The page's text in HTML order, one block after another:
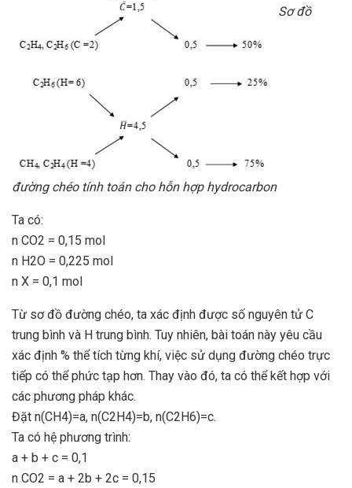
Sơ đồ
đường chéo tính toán cho hỗn hợp hydrocarbon
Ta có:
n CO2 = 0,15 mol
n H2O = 0,225 mol
n X = 0,1 mol
Từ sơ đồ đường chéo, ta xác định được số nguyên tử C
trung bình và H trung bình. Tuy nhiên, bài toán này yêu cầu
xác định % thể tích từng khí, việc sử dụng đường chéo trực
tiếp có thể phức tạp hơn. Thay vào đó, ta có thể kết hợp với
các phương pháp khác.
Đặt n(CH4)=a, n(C2H4)=b, n(C2H6)=c.
Ta có hệ phương trình:
a + b + c = 0,1
n CO2 = a + 2b + 2c = 0,15